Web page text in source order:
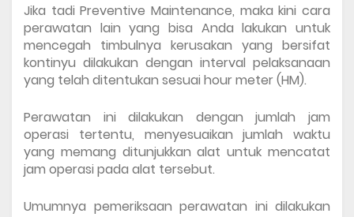
Jika tadi Preventive Maintenance, maka kini cara
perawatan lain yang bisa Anda lakukan untuk
mencegah timbulnya kerusakan yang bersifat
kontinyu dilakukan dengan interval pelaksanaan
yang telah ditentukan sesuai hour meter (HM).
Perawatan ini dilakukan dengan jumlah jam
operasi tertentu, menyesuaikan jumlah waktu
yang memang ditunjukkan alat untuk mencatat
jam operasi pada alat tersebut.
Umumnya pemeriksaan perawatan ini dilakukan